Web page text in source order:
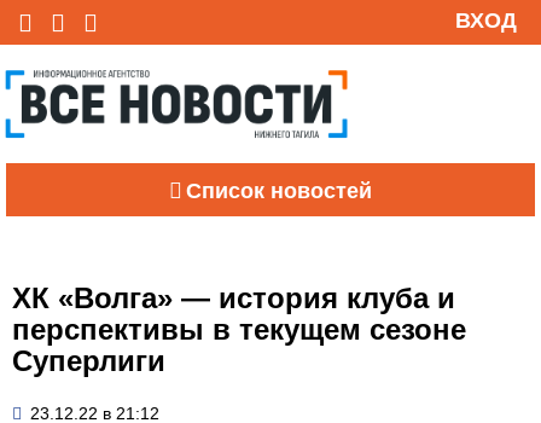
ВХОД
Список новостей
ХК «Волга» — история клуба и
перспективы в текущем сезоне
Суперлиги
23.12.22 в 21:12